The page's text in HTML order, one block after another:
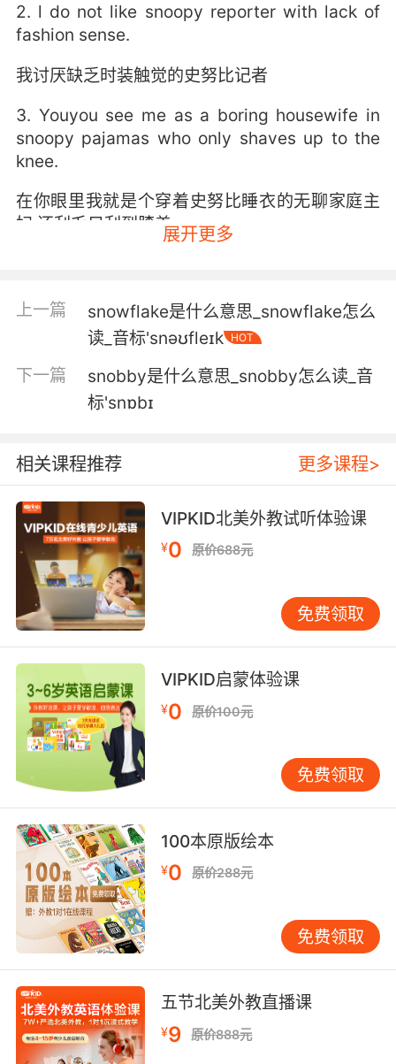
2. l do not like snoopy reporter with lack of
fashion sense.
我讨厌缺乏时装触觉的史努比记者
3. Youyou see me as a boring housewife in
snoopy pajamas who only shaves up to the
knee.
在你眼里我就是个穿着史努比睡衣的无聊家庭主
妇 还刮毛只刮到膝盖
feeling snoopy.
包在杰茜那里 下雨那天 我百无聊赖四处乱翻的时
候 看到了
展开更多
上一篇
snowflake是什么意思_snowflake怎么
读_音标'snəʊfleɪk
HOT
下一篇
snobby是什么意思_snobby怎么读_音
标'snɒbɪ
相关课程推荐 更多课程>
VIPKID北美外教试听体验课
¥0 原价688元
免费领取
VIPKID启蒙体验课
¥0 原价100元
免费领取
100本原版绘本
¥0 原价288元
免费领取
五节北美外教直播课
¥9 原价888元